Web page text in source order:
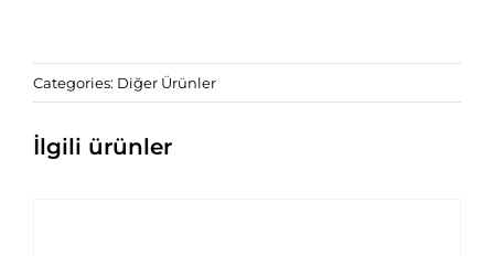
Categories: Diğer Ürünler
İlgili ürünler